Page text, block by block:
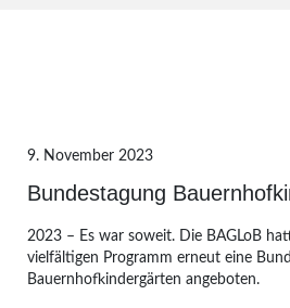
9. November 2023
Bundestagung
2023 – Es war soweit. Die BAGLoB
vielfältigen Programm erneut eine
Bauernhofkindergärten angeboten.